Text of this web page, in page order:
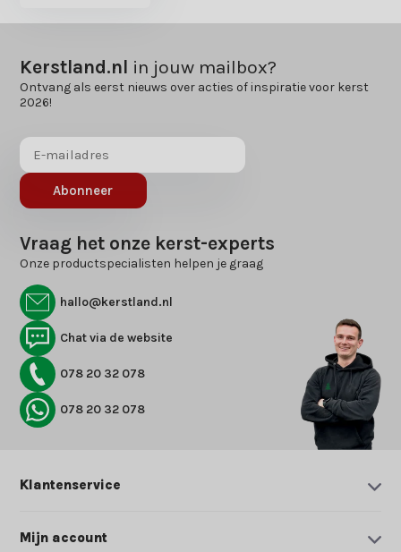
Kerstland.nl in jouw mailbox?
Ontvang als eerst nieuws over acties of inspiratie voor kerst
2026!
Abonneer
Vraag het onze kerst-experts
Onze productspecialisten helpen je graag
hallo@kerstland.nl
Chat via de website
078 20 32 078
078 20 32 078
Klantenservice
Mijn account